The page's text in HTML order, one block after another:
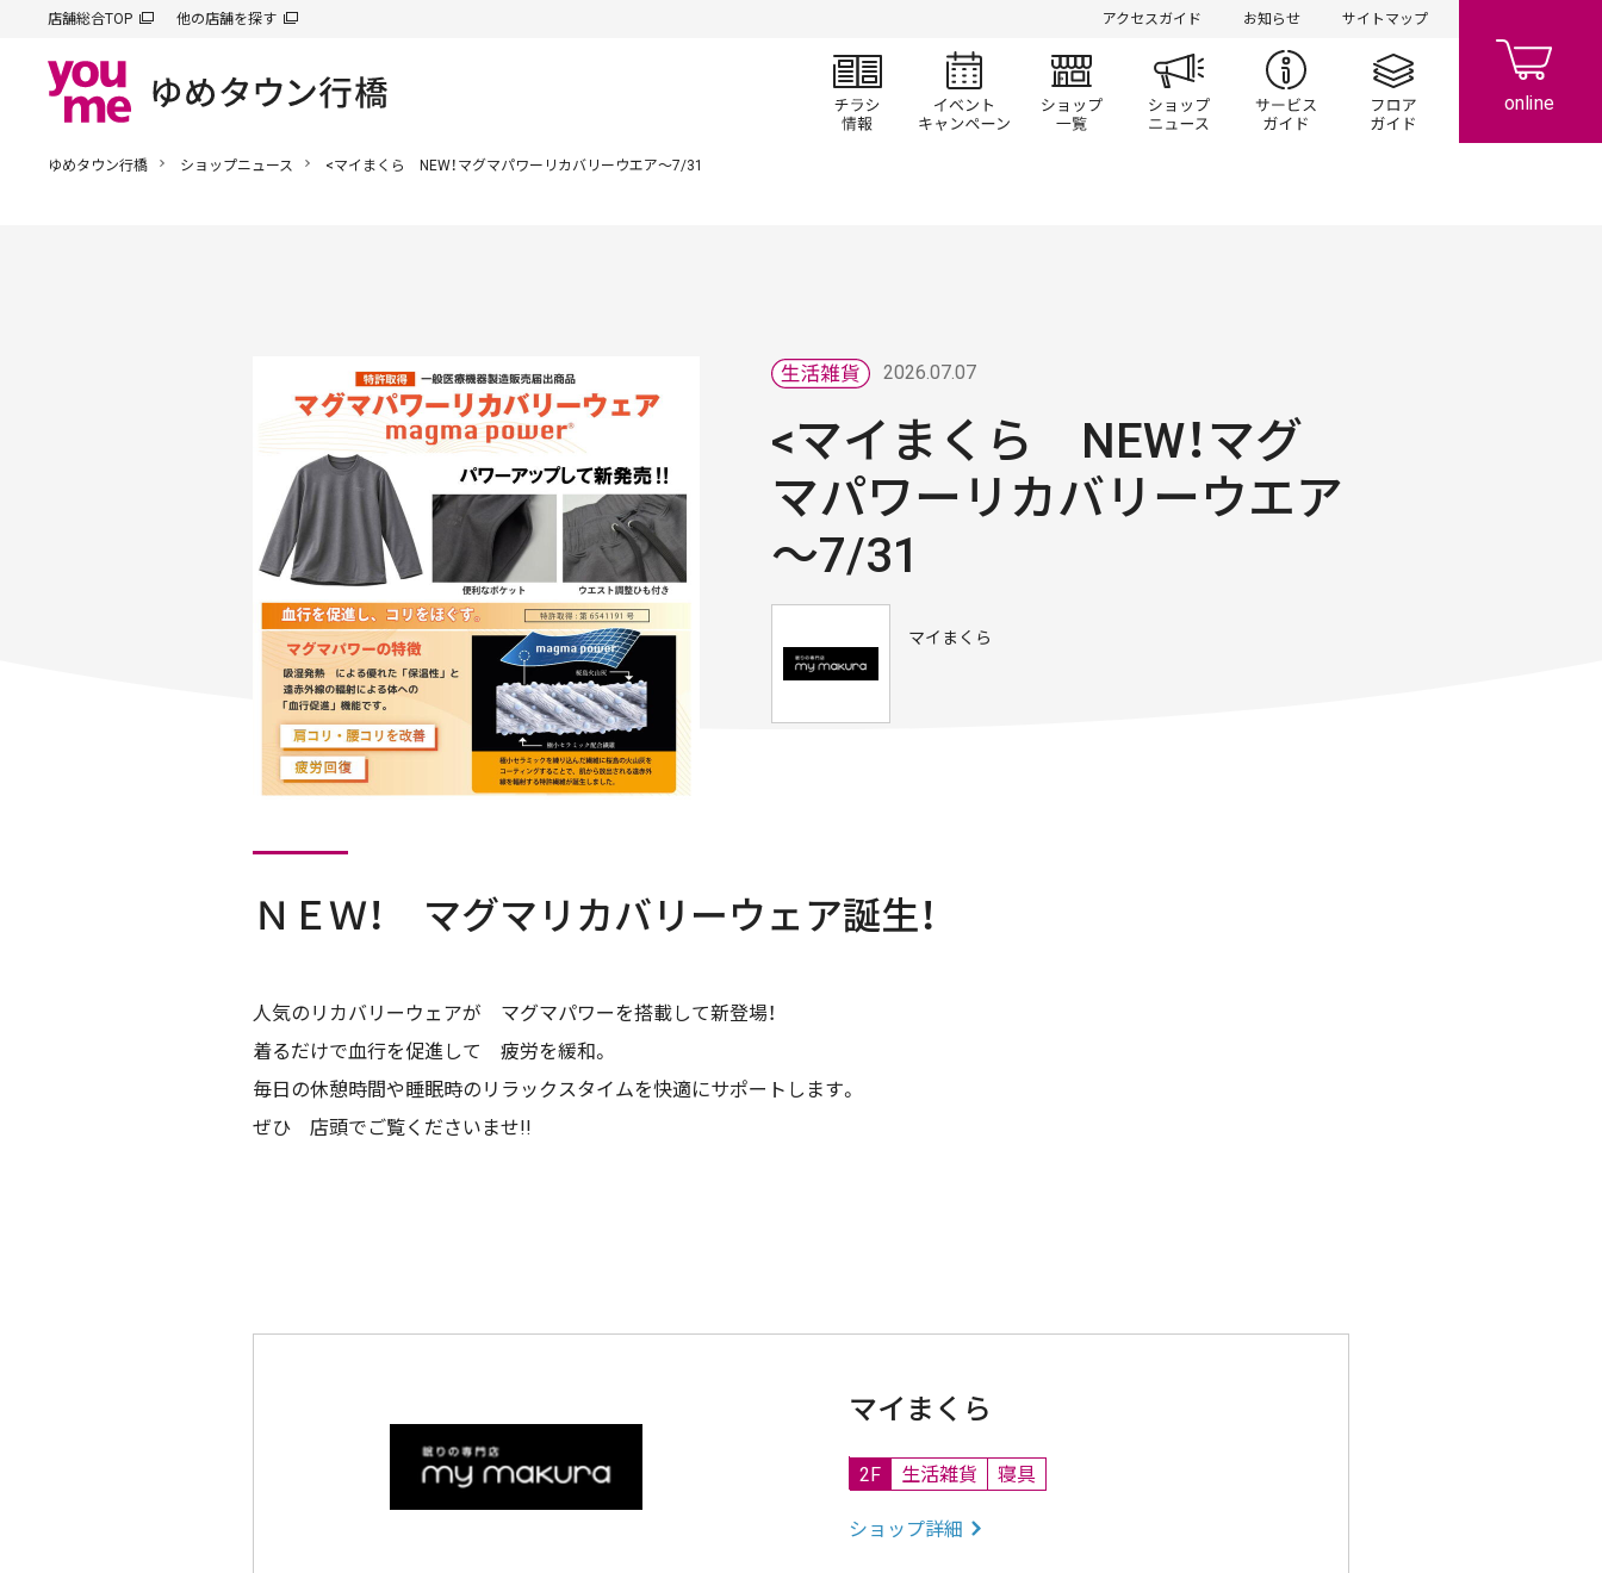
店舗総合TOP 他の店舗を探す アクセスガイド お知らせ サイトマップ
チラシ情報 イベント/キャンペーン
ショップ一覧 ショップニュースサービスガイドフロアガイド
ゆめタウン行橋 ショップニュース <マイまくら NEW！マグマパワーリカバリーウエア～7/31
2026.07.07
<マイまくら NEW！マグ
マパワーリカバリーウエア
～7/31
マイまくら
ＮＥＷ！ マグマリカバリーウェア誕生！
人気のリカバリーウェアが マグマパワーを搭載して新登場！
着るだけで血行を促進して 疲労を緩和。
毎日の休憩時間や睡眠時のリラックスタイムを快適にサポートします。
ぜひ 店頭でご覧くださいませ!!
マイまくら
2F 生活雑貨 寝具
ショップ詳細